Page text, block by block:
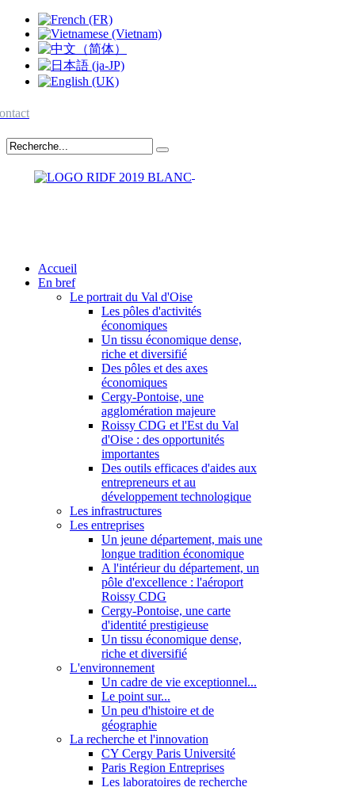
Accueil
En bref
Le portrait du Val d'Oise
Les pôles d'activités
économiques
Un tissu économique dense,
riche et diversifié
Des pôles et des axes
économiques
Cergy-Pontoise, une
agglomération majeure
Roissy CDG et l'Est du Val
d'Oise : des opportunités
importantes
Des outils efficaces d'aides aux
entrepreneurs et au
développement technologique
Les infrastructures
Les entreprises
Un jeune département, mais une
longue tradition économique
A l'intérieur du département, un
pôle d'excellence : l'aéroport
Roissy CDG
Cergy-Pontoise, une carte
d'identité prestigieuse
Un tissu économique dense,
riche et diversifié
L'environnement
Un cadre de vie exceptionnel...
Le point sur...
Un peu d'histoire et de
géographie
La recherche et l'innovation
CY Cergy Paris Université
Paris Region Entreprises
Les laboratoires de recherche